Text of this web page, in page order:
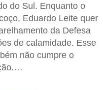
do Sul. Enquanto o
Eduardo Leite quer
da Defesa
de calamidade. Esse
não cumpre o